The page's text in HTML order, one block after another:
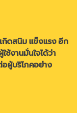
กิดสนิม แข็งแรง อีก
ช้งานมั่นใจได้ว่า
ผู้บริโภคอย่าง